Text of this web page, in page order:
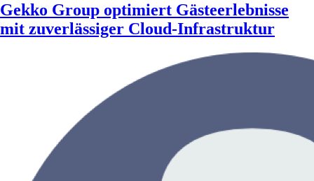
Gekko Group optimiert Gästeerlebnisse
mit zuverlässiger Cloud-Infrastruktur